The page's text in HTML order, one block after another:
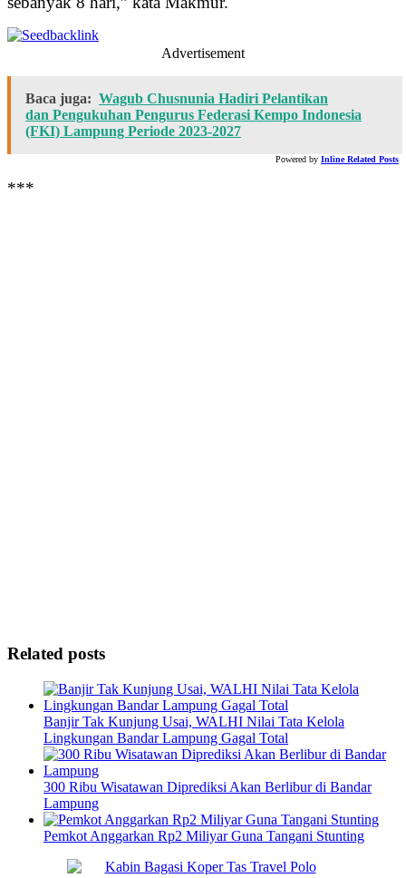
Advertisement
Baca juga: Wagub Chusnunia Hadiri Pelantikan
dan Pengukuhan Pengurus Federasi Kempo Indonesia
(FKI) Lampung Periode 2023-2027
Powered by Inline Related Posts
***
Related posts
Banjir Tak Kunjung Usai, WALHI Nilai Tata Kelola
Lingkungan Bandar Lampung Gagal Total
300 Ribu Wisatawan Diprediksi Akan Berlibur di Bandar
Lampung
Pemkot Anggarkan Rp2 Miliyar Guna Tangani Stunting